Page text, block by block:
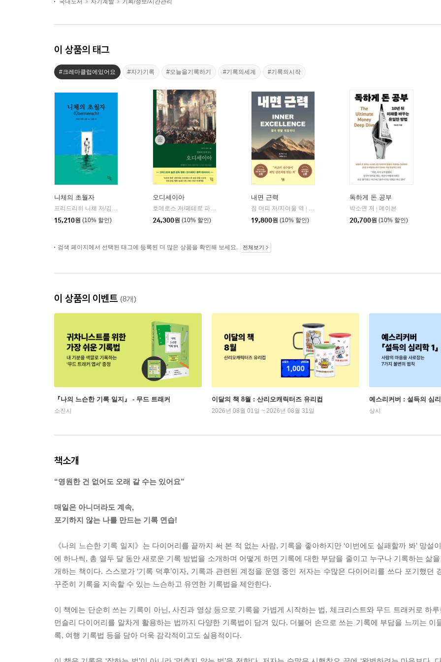
국내도서 자기계발 기획/정보/시간관리
이 상품의 태그
#크레마클럽에있어요 #자기기록 #오늘을기록하기 #기록의세계 #기록의시작
니체의 초월자
프리드리히 니체 저/김철 편역
15,210원 (10% 할인)
오디세이아
호메로스 저/페테르 파울 루벤스 그림/박문재 역 | 현대지성
24,300원 (10% 할인)
내면 근력
짐 머피 저/지여울 역
윌북(willbook)
19,800원 (10% 할인)
독하게 돈 공부
박소연 저
메이븐
20,700원 (10% 할인)
검색 페이지에서 선택된 태그에 등록된 더 많은 상품을 확인해 보세요. 전체보기
이 상품의 이벤트 (8개)
『나의 느슨한 기록 일지』 - 무드 트래커
소진시
이달의 책 8월 : 산리오캐릭터즈 유리컵
2026년 08월 01일 ~ 2026년 08월 31일
예스리커버 : 설득의 심
상시
책소개
“영원한 건 없어도 오래 갈 수는 있어요”
매일은 아니더라도 계속,
포기하지 않는 나를 만드는 기록 연습!
《나의 느슨한 기록 일지》는 다이어리를 끝까지 써 본 적 없는 사람, 기록을 좋아하지만 ‘이번에도 실패할까 봐’ 망설
에 하나씩, 총 열두 달 동안 새로운 기록 방법을 소개하며 어떻게 하면 기록에 대한 부담을 줄이고 누구나 기록하는 삶
개하는 책이다. 스스로가 ‘기록 덕후’이자, 기록과 관련된 계정을 운영 중인 저자는 수많은 다이어리를 쓰다 포기했던
꾸준히 기록을 지속할 수 있는 느슨하고 유연한 기록법을 제안한다.
이 책에는 단순히 쓰는 기록이 아닌, 사진과 영상 등으로 기록을 가볍게 시작하는 법, 체크리스트와 무드 트래커로 하
먼슬리 다이어리를 알차게 활용하는 법까지 다양한 기록법이 담겨 있다. 더불어 손으로 쓰는 기록에 부담을 느끼는 이
록, 여행 기록법 등을 담아 더욱 감각적이고도 실용적이다.